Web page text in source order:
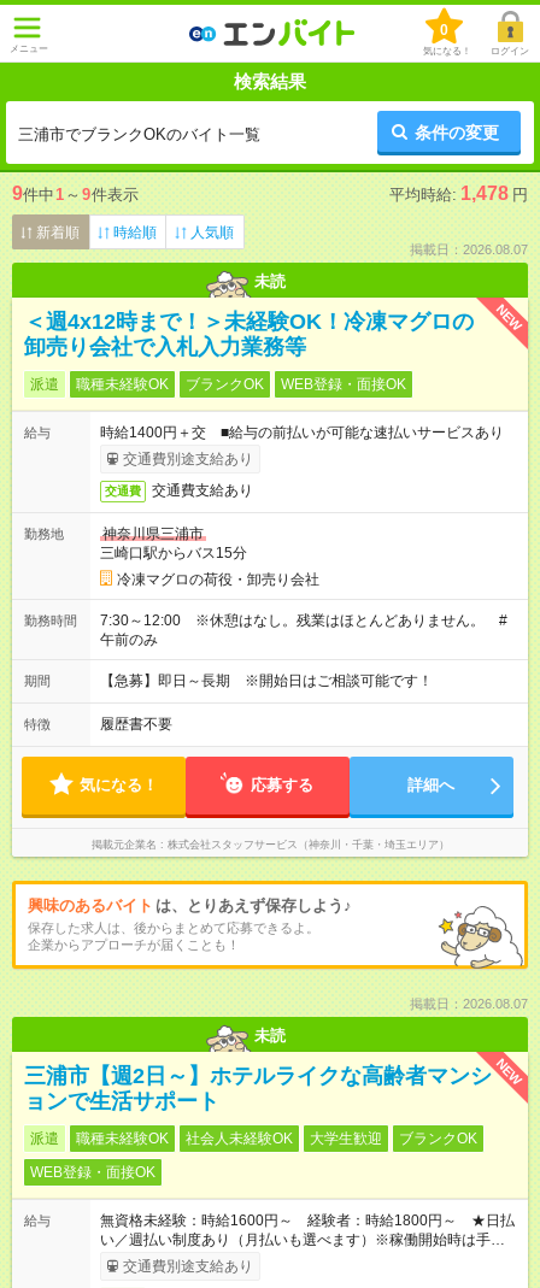
メニュー
0
気になる！ ログイン
検索結果
三浦市でブランクOKのバイト一覧 条件の変更
9件中1 ～ 9件表示 平均時給: 1,478 円
新着順 時給順 人気順
掲載日：2026.08.07
未読
NEW
＜週4x12時まで！＞未経験OK！冷凍マグロの
卸売り会社で入札入力業務等
派遣 職種未経験OK ブランクOK WEB登録・面接OK
給与
時給1400円＋交 ■給与の前払いが可能な速払いサービスあり
交通費別途支給あり
交通費 交通費支給あり
勤務地
神奈川県三浦市
三崎口駅からバス15分
冷凍マグロの荷役・卸売り会社
勤務時間
7:30～12:00 ※休憩はなし。残業はほとんどありません。 #
午前のみ
期間 【急募】即日～長期 ※開始日はご相談可能です！
特徴 履歴書不要
気になる！ 応募する 詳細へ
掲載元企業名 株式会社スタッフサービス（神奈川・千葉・埼玉エリア）
興味のあるバイト は、とりあえず保存しよう♪
保存した求人は、後からまとめて応募できるよ。
企業からアプローチが届くことも！
掲載日：2026.08.07
未読
NEW
三浦市【週2日～】ホテルライクな高齢者マンシ
ョンで生活サポート
派遣 職種未経験OK 社会人未経験OK 大学生歓迎
ブランクOK
WEB登録・面接OK
給与
無資格未経験：時給1600円～ 経験者：時給1800円～ ★日払
い／週払い制度あり（月払いも選べます）※稼働開始時は手続き
完了次第のお支払いとなります。
交通費別途支給あり